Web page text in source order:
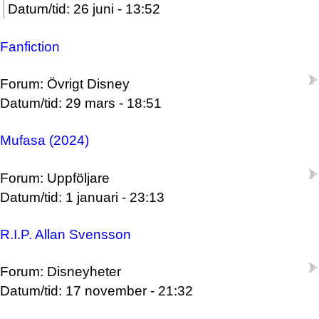
Datum/tid: 26 juni - 13:52
Fanfiction
Forum: Övrigt Disney
Datum/tid: 29 mars - 18:51
Mufasa (2024)
Forum: Uppföljare
Datum/tid: 1 januari - 23:13
R.I.P. Allan Svensson
Forum: Disneyheter
Datum/tid: 17 november - 21:32